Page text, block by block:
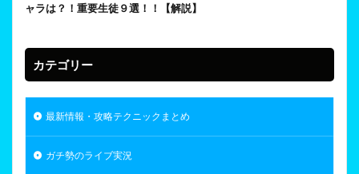
ャラは？！重要生徒９選！！【解説】
カテゴリー
最新情報・攻略テクニックまとめ
ガチ勢のライブ実況